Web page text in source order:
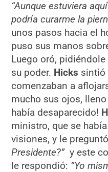
“Aunque estuviera
podría curarme la
unos pasos hacia el
puso sus manos
Luego oró,
su poder. Hicks sintió
comenzaban a
mucho sus ojos,
había desaparecido!
ministro, que se
visiones, y le
Presidente?”y este
le respondió: “Yo